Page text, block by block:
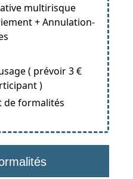
multirisque
+ Annulation-
( prévoir 3 €
)
de formalités